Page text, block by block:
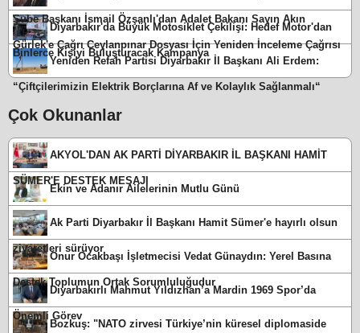
Şube Başkanı İsmail Özşanlı'dan Adalet Bakanı Sayın Akın
Gürlek'e Çağrı Ceylanpınar Dosyası İçin Yeniden İnceleme Çağrısı
Diyarbakır'da Büyük Motosiklet Çekilişi: Hedef Motor'dan
Binlerce Kişiyi Buluşturacak Kampanya
Yeniden Refah Partisi Diyarbakır İl Başkanı Ali Erdem:
“Çiftçilerimizin Elektrik Borçlarına Af ve Kolaylık Sağlanmalı“
Çok Okunanlar
AKYOL'DAN AK PARTİ DİYARBAKIR İL BAŞKANI HAMİT
SÜMER'E DESTEK MESAJI
Ekin ve Adanır Ailelerinin Mutlu Günü
Ak Parti Diyarbakır İl Başkanı Hamit Sümer'e hayırlı olsun
ziyaretleri sürüyor
Onur Ocakbaşı İşletmecisi Vedat Günaydın: Yerel Basına
Destek Toplumun Ortak Sorumluluğudur
Diyarbakırlı Mahmut Yıldızhan’a Mardin 1969 Spor’da
Önemli Görev
Bozkuş: "NATO zirvesi Türkiye’nin küresel diplomaside